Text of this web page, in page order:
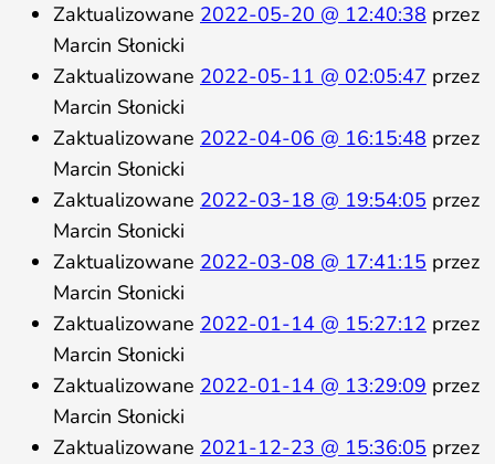
Zaktualizowane 2022-05-20 @ 12:40:38 przez
Marcin Słonicki
Zaktualizowane 2022-05-11 @ 02:05:47 przez
Marcin Słonicki
Zaktualizowane 2022-04-06 @ 16:15:48 przez
Marcin Słonicki
Zaktualizowane 2022-03-18 @ 19:54:05 przez
Marcin Słonicki
Zaktualizowane 2022-03-08 @ 17:41:15 przez
Marcin Słonicki
Zaktualizowane 2022-01-14 @ 15:27:12 przez
Marcin Słonicki
Zaktualizowane 2022-01-14 @ 13:29:09 przez
Marcin Słonicki
Zaktualizowane 2021-12-23 @ 15:36:05 przez